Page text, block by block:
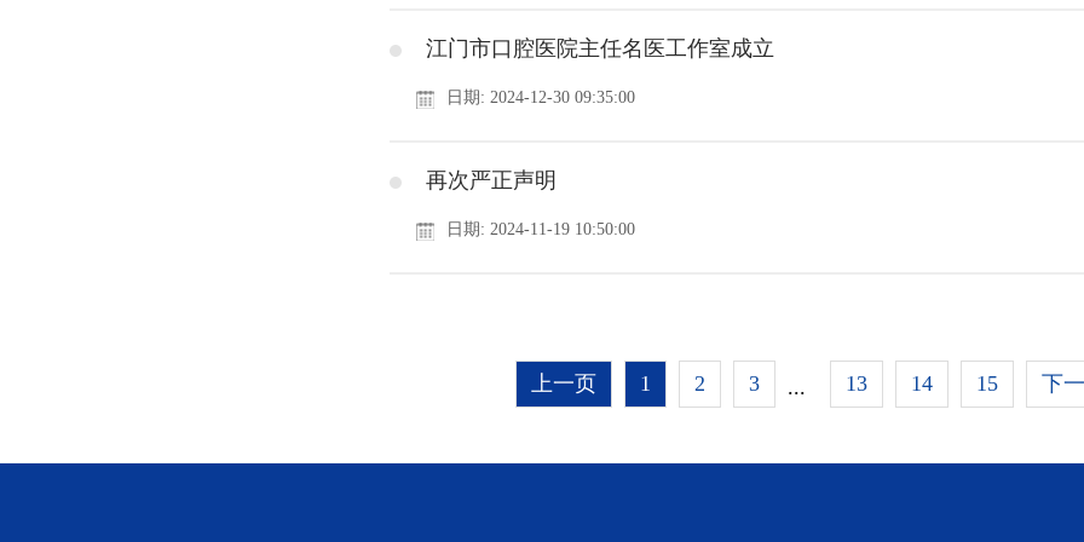
​江门市口腔医院主任名医工作室成立
日期: 2024-12-30 09:35:00
再次严正声明
日期: 2024-11-19 10:50:00
上一页 1 2 3 ... 13 14 15 下